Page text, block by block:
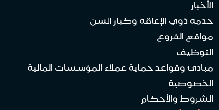
الأخبار
خدمة ذوي الإعاقة وكبار السن
مواقع الفروع
التوظيف
مبادئ وقواعد حماية عملاء المؤسسات المالية
الخصوصية
الشروط والأحكام